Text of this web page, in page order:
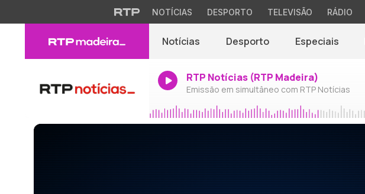
NOTÍCIAS DESPORTO TELEVISÃO RÁDIO
Notícias Desporto Especiais
RTP Notícias (RTP Madeira)
Emissão em simultâneo com RTP Notícias